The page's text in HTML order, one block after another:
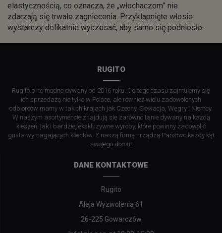
elastycznością, co oznacza, że „włochaczom” nie
zdarzają się trwałe zagniecenia. Przyklapnięte włosie
wystarczy delikatnie wyczesać, aby samo się podniosło.
RUGITO
Rugito.pl to modne dywany od 2016 roku. Od tego czasu zajmujemy się
ich sprzedażą nie tylko w Polsce, ale również wielu zadowolonych
odbiorców mamy w takich krajach jak Czechy, Słowacja, Węgry i Niemcy.
W naszym asortymencie znajdują się zarówno tanie dywany na każdą
kieszeń, jak i bardziej ekskluzywne wyroby, które powinny zadowolić
gusta wymagających klientów. Z naszą firmą urządzą Państwo każdy kąt
swojego domu!
DANE KONTAKTOWE
Rugito
Aleja Wyzwolenia 61
26-225 Gowarczów